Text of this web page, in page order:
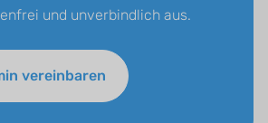
und unverbindlich aus.
vereinbaren